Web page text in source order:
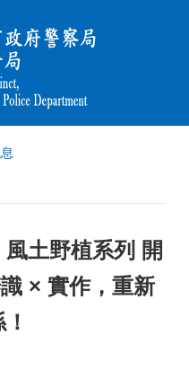
土野植系列 開
× 實作，重新